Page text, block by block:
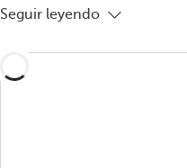
Seguir leyendo